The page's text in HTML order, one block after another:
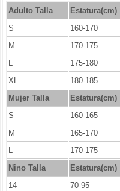
Adulto Talla
Estatura(cm)
S
160-170
M
170-175
L
175-180
XL
180-185
Mujer Talla
Estatura(cm)
S
160-165
M
165-170
L
170-175
Nino Talla
Estatura(cm)
14
70-95